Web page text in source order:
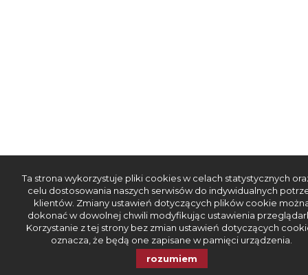
Ta strona wykorzystuje pliki cookies w celach statystycznych
celu dostosowania naszych serwisów do indywidualnych
klientów. Zmiany ustawień dotyczących plików cookie
dokonać w dowolnej chwili modyfikując ustawienia
Korzystanie z tej strony bez zmian ustawień dotyczących
oznacza, że będą one zapisane w pamięci urządzenia.
rozumiem